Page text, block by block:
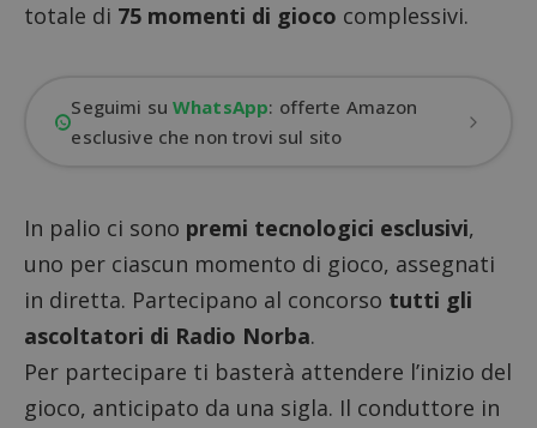
totale di 75 momenti di gioco complessivi.
Seguimi suWhatsApp: offerte Amazon
esclusive che non trovi sul sito
In palio ci sono premi tecnologici esclusivi,
uno per ciascun momento di gioco, assegnati
in diretta. Partecipano al concorso tutti gli
ascoltatori di Radio Norba.
Per partecipare ti basterà attendere l’inizio del
gioco, anticipato da una sigla. Il conduttore in